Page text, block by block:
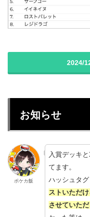
2024/
お知らせ
ポケカ飯
入賞デッキ
てます。
ハッシュタグ
ストいただ
させていただ